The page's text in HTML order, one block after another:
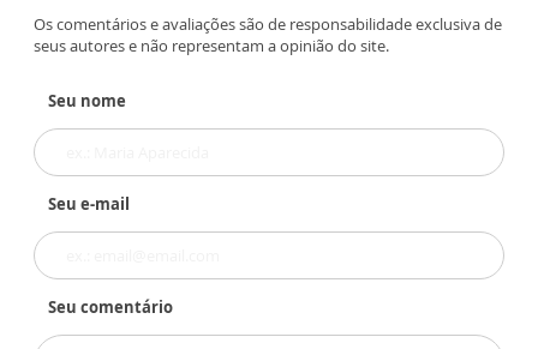
Os comentários e avaliações são de responsabilidade exclusiva de
seus autores e não representam a opinião do site.
Seu nome
Seu e-mail
Seu comentário